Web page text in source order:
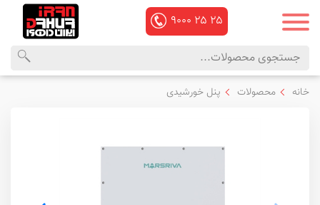
۹۰۰۰ ۲۵ ۲۵
محصولات
منوی
اصلی
خانه محصولات پنل خورشیدی